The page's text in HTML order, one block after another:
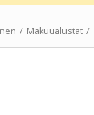
Makuualustat